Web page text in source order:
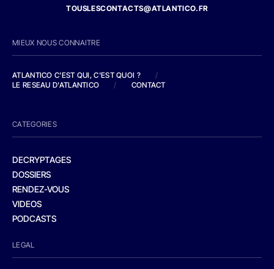
TOUSLESCONTACTS@ATLANTICO.FR
MIEUX NOUS CONNAITRE
ATLANTICO C'EST QUI, C'EST QUOI ?
/
LE RESEAU D'ATLANTICO
/ CONTACT
CATEGORIES
DECRYPTAGES
DOSSIERS
RENDEZ-VOUS
VIDEOS
PODCASTS
LEGAL